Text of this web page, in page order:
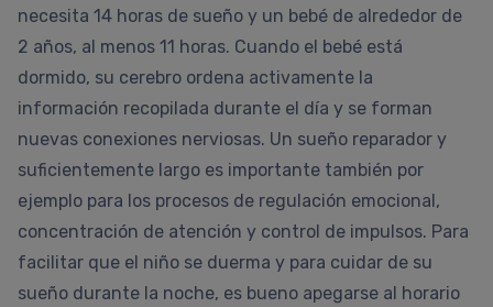
necesita 14 horas de sueño y un bebé de alrededor de
2 años, al menos 11 horas. Cuando el bebé está
dormido, su cerebro ordena activamente la
información recopilada durante el día y se forman
nuevas conexiones nerviosas. Un sueño reparador y
suficientemente largo es importante también por
ejemplo para los procesos de regulación emocional,
concentración de atención y control de impulsos. Para
facilitar que el niño se duerma y para cuidar de su
sueño durante la noche, es bueno apegarse al horario